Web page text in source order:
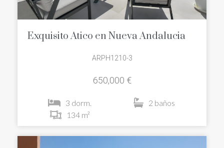
Exquisito Atico en Nueva Andalucia
ARPH1210-3
650,000 €
3 dorm.
2 baños
134 m²